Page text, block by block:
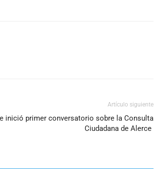
Artículo siguiente
inició primer conversatorio sobre la Consulta
Ciudadana de Alerce